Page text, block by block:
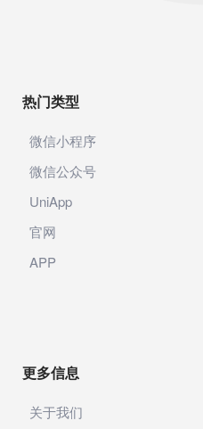
热门类型
微信小程序
微信公众号
UniApp
官网
APP
更多信息
关于我们